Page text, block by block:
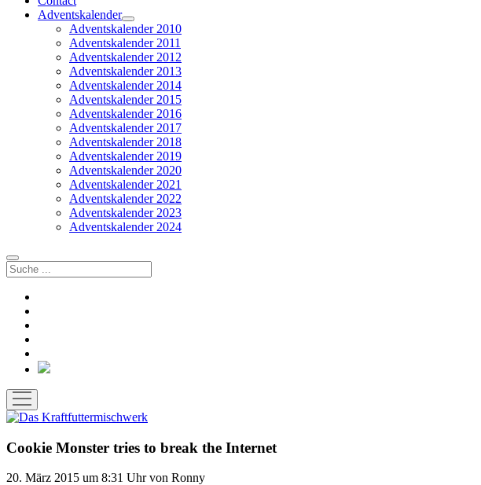
Adventskalender
Dropdown-
Menü
öffnen
Adventskalender 2010
Adventskalender 2011
Adventskalender 2012
Adventskalender 2013
Adventskalender 2014
Adventskalender 2015
Adventskalender 2016
Adventskalender 2017
Adventskalender 2018
Adventskalender 2019
Adventskalender 2020
Adventskalender 2021
Adventskalender 2022
Adventskalender 2023
Adventskalender 2024
Suchen
Bluesky
Menü
öffnen
Cookie Monster tries to break the Internet
20. März 2015 um 8:31 Uhrvon Ronny